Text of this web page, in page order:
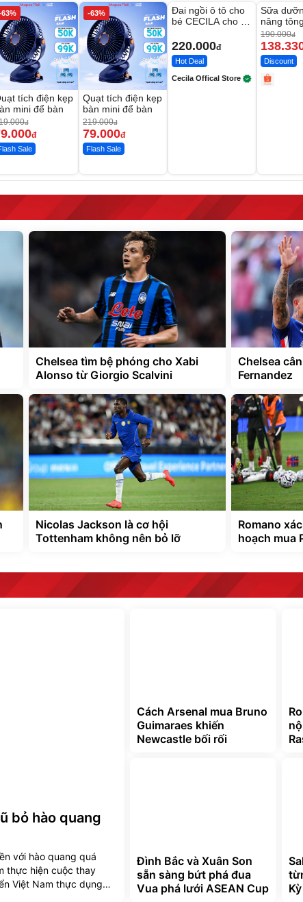
63%
tích điện kẹp
mini để bàn
đ
đ
Sale
-63%
Quạt tích điện kẹp
bàn mini để bàn
219.000đ
79.000đ
Flash Sale
Đai ngồi ô tô cho
bé CECILA cho bé
220.000đ
Hot Deal
Cecila Offical Store
-27%
Sữa
nâng
Vaseline
190.000đ
Discount
Chelsea tìm bệ phóng cho Xabi
Alonso từ Giorgio Scalvini
Chelsea
Fernandez
Nicolas Jackson là cơ hội
Tottenham không nên bỏ lỡ
Romano
hoạch mua
bỏ hào quang
với hào quang quá
thực hiện cuộc thay
Việt Nam thực dụng
Cách Arsenal mua Bruno
Guimaraes khiến
Newcastle bối rối
Đình Bắc và Xuân Son
sẵn sàng bứt phá đua
Vua phá lưới ASEAN Cup